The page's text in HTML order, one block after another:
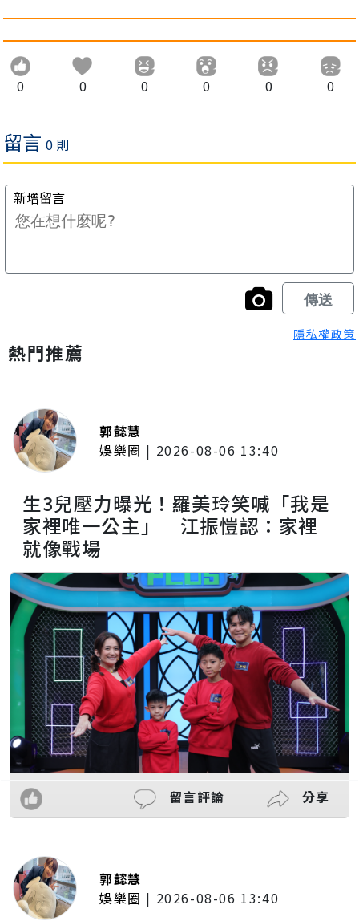
0 0 0 0 0 0
隱私權政策
熱門推薦
郭懿慧
娛樂圈 | 2026-08-06 13:40
生3兒壓力曝光！羅美玲笑喊「我是
家裡唯一公主」 江振愷認：家裡
就像戰場
留言評論 分享
郭懿慧
娛樂圈 | 2026-08-06 13:40